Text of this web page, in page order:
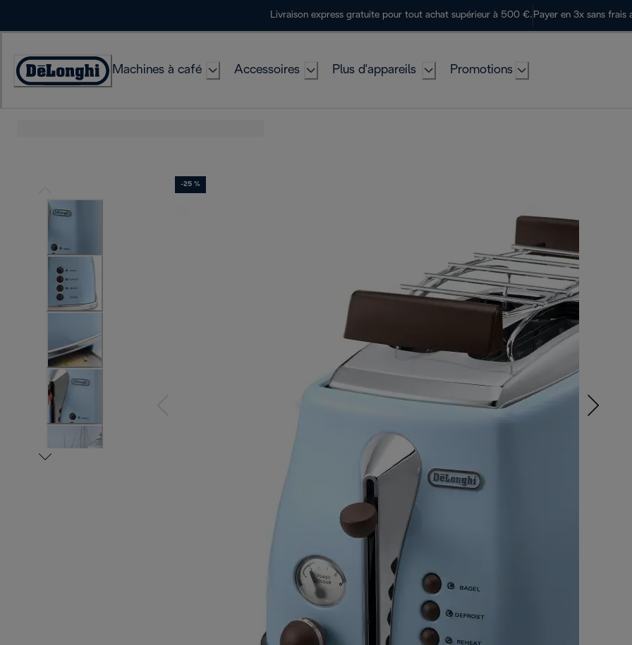
Livraison express gratuite pour tout achat supérieur à 500 €. Payer en 3x sans frais
Déclaration
Machines à café Accessoires Plus d'appareils Promotions
-25 %